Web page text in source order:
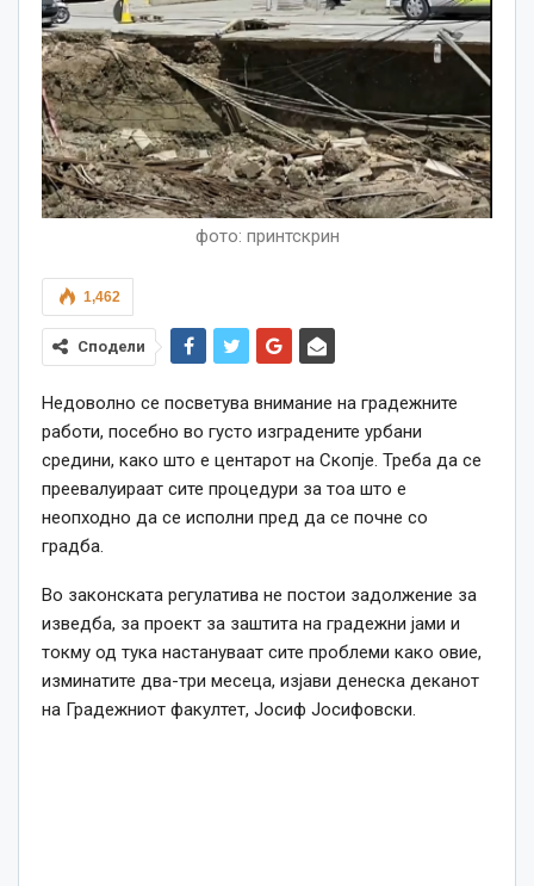
фото: принтскрин
1,462
Сподели
Недоволно се посветува внимание на градежните
работи, посебно во густо изградените урбани
средини, како што е центарот на Скопје. Треба да се
преевалуираат сите процедури за тоа што е
неопходно да се исполни пред да се почне со
градба.
Во законската регулатива не постои задолжение за
изведба, за проект за заштита на градежни јами и
токму од тука настануваат сите проблеми како овие,
изминатите два-три месеца, изјави денеска деканот
на Градежниот факултет, Јосиф Јосифовски.